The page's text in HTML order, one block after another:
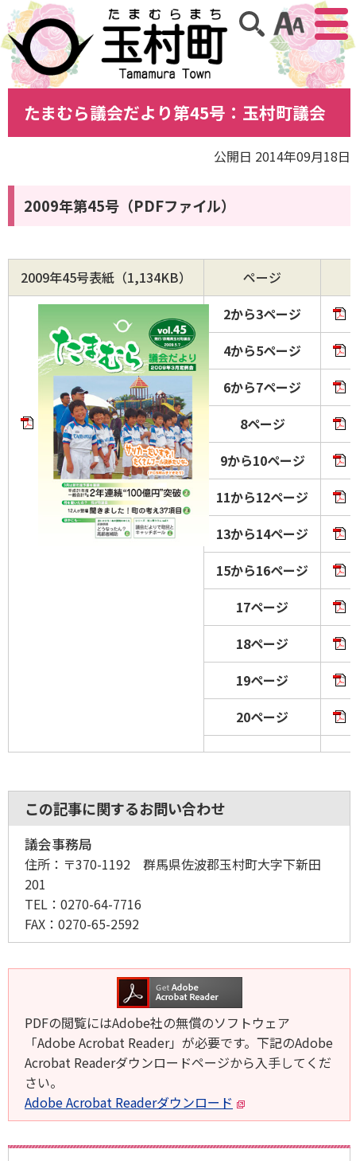
アクセ
サイト内検索
たまむら議会だより第45号：玉村町議会
公開日 2014年09月18日
2009年第45号（PDFファイル）
2009年45号表紙（1,134KB）
ページ
2から3ページ
4から5ページ
6から7ページ
8ページ
9から10ページ
11から12ページ
13から14ページ
15から16ページ
17ページ
18ページ
19ページ
20ページ
この記事に関するお問い合わせ
議会事務局
住所： 〒370-1192 群馬県佐波郡玉村町大字下新田
201
TEL： 0270-64-7716
FAX： 0270-65-2592
PDFの閲覧にはAdobe社の無償のソフトウェア
「Adobe Acrobat Reader」が必要です。下記のAdobe
Acrobat Readerダウンロードページから入手してくだ
さい。
Adobe Acrobat Readerダウンロード